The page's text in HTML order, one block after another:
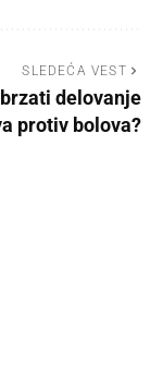
SLEDEĆA VEST
delovanje
protiv bolova?